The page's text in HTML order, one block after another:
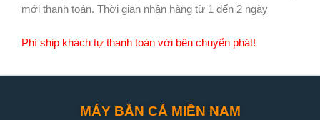
mới thanh toán. Thời gian nhận hàng từ 1 đến 2 ngày
Phí ship khách tự thanh toán với bên chuyển phát!
MÁY BẮN CÁ MIỀN NAM